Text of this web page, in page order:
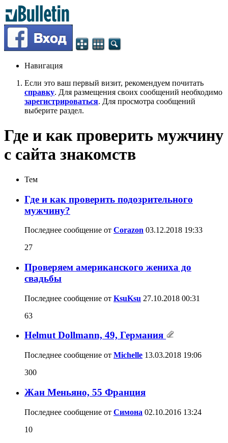
Навигация
Если это ваш первый визит, рекомендуем почитать
справку. Для размещения своих сообщений необходимо
зарегистрироваться. Для просмотра сообщений
выберите раздел.
Где и как проверить мужчину
с сайта знакомств
Тем
Где и как проверить подозрительного
мужчину?
Последнее сообщение от Corazon 03.12.2018 19:33
27
Проверяем американского жениха до
свадьбы
Последнее сообщение от KsuKsu 27.10.2018 00:31
63
Helmut Dollmann, 49, Германия
Последнее сообщение от Michelle 13.03.2018 19:06
300
Жан Меньяно, 55 Франция
Последнее сообщение от Симона 02.10.2016 13:24
10